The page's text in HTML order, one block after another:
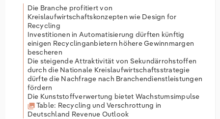
Die Branche profitiert von
Kreislaufwirtschaftskonzepten wie Design for
Recycling
Investitionen in Automatisierung dürften künftig
einigen Recyclinganbietern höhere Gewinnmargen
bescheren
Die steigende Attraktivität von Sekundärrohstoffen
durch die Nationale Kreislaufwirtschaftsstrategie
dürfte die Nachfrage nach Branchendienstleistungen
fördern
Die Kunststoffverwertung bietet Wachstumsimpulse
Table: Recycling und Verschrottung in
Deutschland Revenue Outlook